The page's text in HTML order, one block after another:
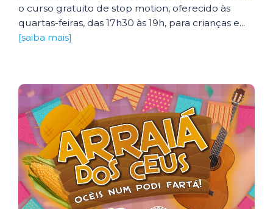
o curso gratuito de stop motion, oferecido às
quartas-feiras, das 17h30 às 19h, para crianças e...
[saiba mais]